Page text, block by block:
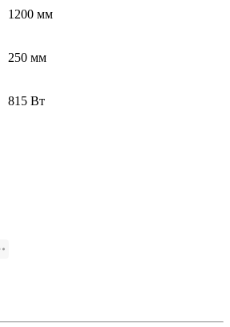
1200 мм
250 мм
815 Вт